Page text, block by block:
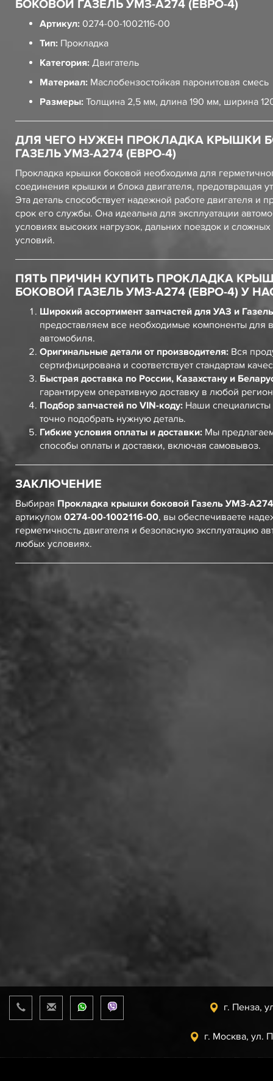
БОКОВОЙ ГАЗЕЛЬ УМЗ-А274 (ЕВРО-4)
Артикул: 0274-00-1002116-00
Тип: Прокладка
Категория: Двигатель
Материал: Маслобензостойкая паронитовая смесь
Размеры: Толщина 2,5 мм, длина 190 мм, ширина
ДЛЯ ЧЕГО НУЖЕН ПРОКЛАДКА КРЫШКИ
ГАЗЕЛЬ УМЗ-А274 (ЕВРО-4)
Прокладка крышки боковой необходима для
соединения крышки и блока двигателя, предотвращая
Эта деталь способствует надежной работе двигателя и
срок его службы. Она идеальна для эксплуатации
условиях высоких нагрузок, дальних поездок и
условий.
ПЯТЬ ПРИЧИН КУПИТЬ ПРОКЛАДКА
БОКОВОЙ ГАЗЕЛЬ УМЗ-А274 (ЕВРО-4) У
Широкий ассортимент запчастей для УАЗ и
предоставляем все необходимые компоненты для
автомобиля.
Оригинальные детали от производителя: Вся
сертифицирована и соответствует стандартам
Быстрая доставка по России, Казахстану и
гарантируем оперативную доставку в любой
Подбор запчастей по VIN-коду: Наши специалисты
точно подобрать нужную деталь.
Гибкие условия оплаты и доставки: Мы
способы оплаты и доставки, включая самовывоз.
ЗАКЛЮЧЕНИЕ
Выбирая Прокладка крышки боковой Газель УМЗ-
артикулом 0274-00-1002116-00, вы обеспечиваете
герметичность двигателя и безопасную эксплуатацию
любых условиях.
г. Пенза,
г. Москва, ул.